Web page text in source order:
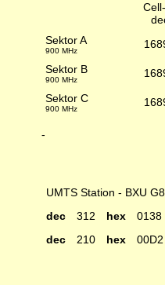
Sektor A
900 MHz
Sektor B
900 MHz
Sektor C
900 MHz
-
UMTS Station - BXU
dec 312 hex 0138
dec 210 hex 00D2